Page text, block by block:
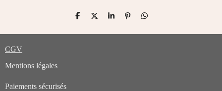
P
r
P
r
P
r
É
i
P
r
CGV
Mentions légales
Paiements sécurisés